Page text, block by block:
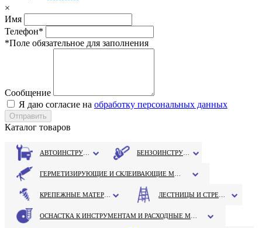
×
Имя
Телефон*
*Поле обязательное для заполнения
Сообщение
Я даю согласие на обработку персональных данных
Каталог товаров